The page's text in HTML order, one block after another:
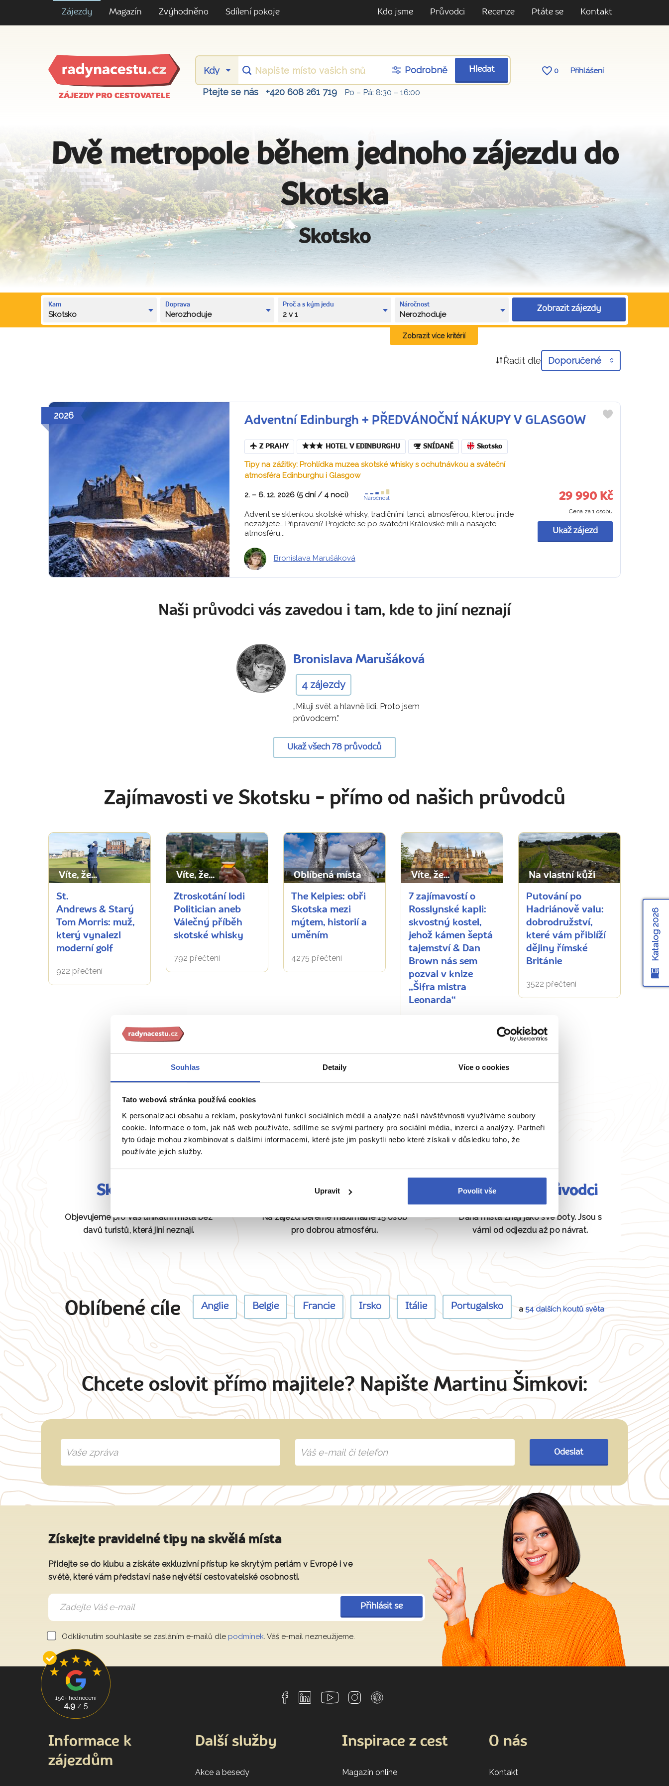
Souhlas Detaily Více o cookies
Tato webová stránka používá cookies
K personalizaci obsahu a reklam, poskytování funkcí sociálních médií a analýze naší návštěvnosti využíváme soubory
cookie. Informace o tom, jak náš web používáte, sdílíme se svými partnery pro sociální média, inzerci a analýzy. Partneři
tyto údaje mohou zkombinovat s dalšími informacemi, které jste jim poskytli nebo které získali v důsledku toho, že
používáte jejich služby.
Upravit Povolit vše
Zájezdy Magazín Zvýhodněno Sdílení pokoje Kdo jsme Průvodci Recenze Ptáte se Kontakt
ZÁJEZDY PRO CESTOVATELE
Podrobně Hledat 0 Přihlášení
Ptejte se nás +420 608 261 719 Po – Pá: 8:30 – 16:00
Dvě metropole během jednoho zájezdu do
Skotska
Skotsko
Kam
Skotsko
Doprava
Nerozhoduje
Proč a s kým jedu
2 v 1
Náročnost
Nerozhoduje
Zobrazit zájezdy
Zobrazit více kritérií
Řadit dle Doporučené
2026 Adventní Edinburgh + PŘEDVÁNOČNÍ NÁKUPY V GLASGOW
Z PRAHY HOTEL V EDINBURGHU SNÍDANĚ Skotsko
Tipy na zážitky: Prohlídka muzea skotské whisky s ochutnávkou a sváteční
atmosféra Edinburghu i Glasgow
2. – 6. 12. 2026 (5 dní / 4 noci) Náročnost
Advent se sklenkou skotské whisky, tradičními tanci, atmosférou, kterou jinde
nezažijete… Připraveni? Projdete se po sváteční Královské míli a nasajete
atmosféru...
Bronislava Marušáková
29 990 Kč
Cena za 1 osobu
Ukaž zájezd
Naši průvodci vás zavedou i tam, kde to jiní neznají
Bronislava Marušáková
4 zájezdy
„Miluji svět a hlavně lidi. Proto jsem
průvodcem."
Ukaž všech 78 průvodců
Zajímavosti ve Skotsku - přímo od našich průvodců
Víte, že...
St.
Andrews & Starý
Tom Morris: muž,
který vynalezl
moderní golf
922 přečtení
Víte, že...
Ztroskotání lodi
Politician aneb
Válečný příběh
skotské whisky
792 přečtení
Oblíbená místa
The Kelpies: obři
Skotska mezi
mýtem, historií a
uměním
4275 přečtení
Víte, že...
7 zajímavostí o
Rosslynské kapli:
skvostný kostel,
jehož kámen šeptá
tajemství & Dan
Brown nás sem
pozval v knize
„Šifra mistra
Leonarda“
Na vlastní kůži
Putování po
Hadriánově valu:
dobrodružství,
které vám přiblíží
dějiny římské
Británie
3522 přečtení
Zobrazit všechny články o Skotsku
Naše péče nezná hranice
Skryté perly
Objevujeme pro vás unikátní místa bez
davů turistů, která jiní neznají.
Žádná masovka
Na zájezd bereme maximálně 15 osob
pro dobrou atmosféru.
Fundovaní průvodci
Daná místa znají jako své boty. Jsou s
vámi od odjezdu až po návrat.
Oblíbené cíle Anglie Belgie Francie Irsko Itálie Portugalsko a54 dalších koutů světa
Chcete oslovit přímo majitele? Napište Martinu Šimkovi:
Odeslat
Získejte pravidelné tipy na skvělá místa
Přidejte se do klubu a získáte exkluzivní přístup ke skrytým perlám v Evropě i ve
světě, které vám představí naše největší cestovatelské osobnosti.
Přihlásit se
Odkliknutím souhlasíte se zasláním e-mailů dle podmínek. Váš e-mail nezneužijeme.
Katalog 2026
150+ hodnocení
4,9z 5
Informace k
zájezdům
Další služby
Akce a besedy
Inspirace z cest
Magazín online
O nás
Kontakt